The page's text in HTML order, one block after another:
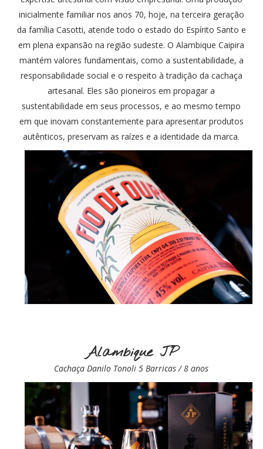
inicialmente familiar nos anos 70, hoje, na terceira geração
da família Casotti, atende todo o estado do Espírito Santo e
em plena expansão na região sudeste. O Alambique Caipira
mantém valores fundamentais, como a sustentabilidade, a
responsabilidade social e o respeito à tradição da cachaça
artesanal. Eles são pioneiros em propagar a
sustentabilidade em seus processos, e ao mesmo tempo
em que inovam constantemente para apresentar produtos
autênticos, preservam as raízes e a identidade da marca.
Alambique JP
Cachaça Danilo Tonoli 5 Barricas / 8 anos